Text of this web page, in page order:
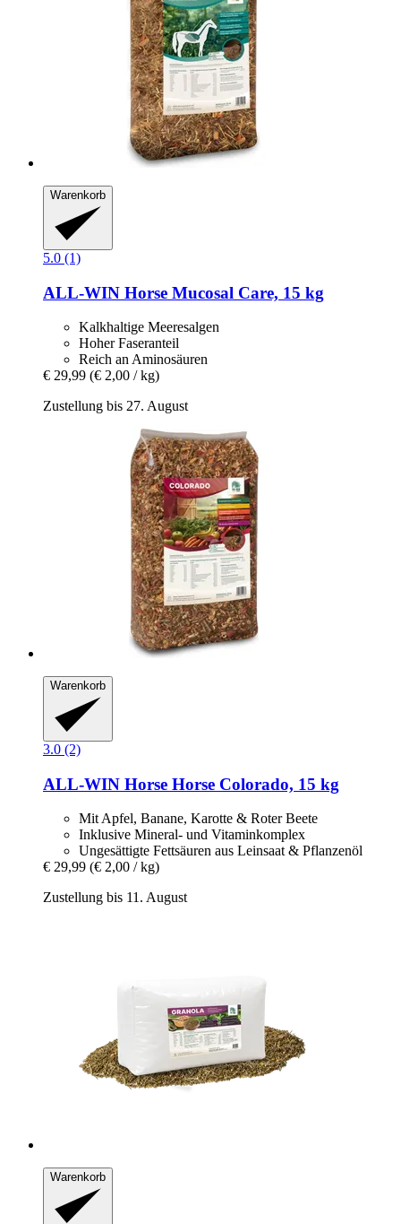
Warenkorb
5.0 (1)
ALL-WIN Horse Mucosal Care, 15 kg
Kalkhaltige Meeresalgen
Hoher Faseranteil
Reich an Aminosäuren
€ 29,99 (€ 2,00 / kg)
Zustellung bis 27. August
Warenkorb
3.0 (2)
ALL-WIN Horse Horse Colorado, 15 kg
Mit Apfel, Banane, Karotte & Roter Beete
Inklusive Mineral- und Vitaminkomplex
Ungesättigte Fettsäuren aus Leinsaat & Pflanzenöl
€ 29,99 (€ 2,00 / kg)
Zustellung bis 11. August
Warenkorb